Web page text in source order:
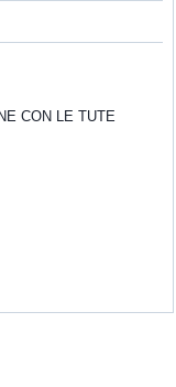
CON LE TUTE